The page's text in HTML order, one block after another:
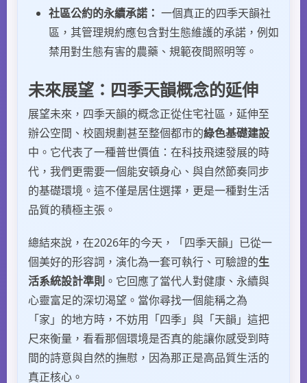
社區公約的永續承諾： 一個真正的四季天韻社
區，其管理規約應包含對生態維護的承諾，例如
禁用對生態有害的農藥、規範夜間照明等。
未來展望：四季天韻概念的延伸
展望未來，四季天韻的概念正從住宅社區，延伸至
辦公空間、校園規劃甚至整個都市的綠色基礎建設
中。它代表了一種普世價值：在科技飛速發展的時
代，我們更需要一個能安頓身心、與自然節奏同步
的基礎環境。這不僅是居住選擇，更是一種對生活
品質的積極主張。
總結來說，在2026年的今天，「四季天韻」已從一
個美好的形容詞，演化為一套可執行、可驗證的生
活系統設計準則 。它回應了當代人對健康、永續與
心靈富足的深切渴望。當你尋找一個能稱之為
「家」的地方時，不妨用「四季」與「天韻」這把
尺來衡量，看看那個環境是否真的能讓你感受到時
間的詩意與自然的撫慰，因為那正是高品質生活的
真正核心。